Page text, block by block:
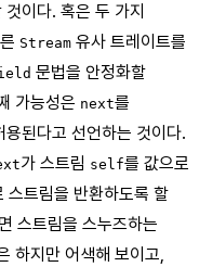
이다. 혹은 두 가지
Stream 유사 트레이트를
문법을 안정화할
가능성은 next를
된다고 선언하는 것이다.
가 스트림 self를 값으로
스트림을 반환하도록 할
스트림을 스누즈하는
하지만 어색해 보이고,